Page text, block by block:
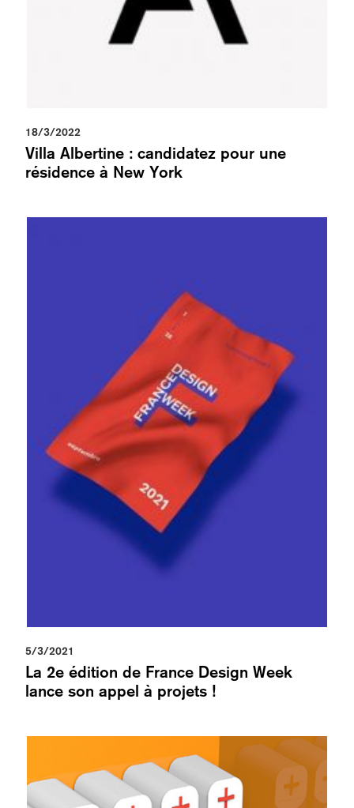
18/3/2022
Villa Albertine : candidatez pour une
résidence à New York
5/3/2021
La 2e édition de France Design Week
lance son appel à projets !